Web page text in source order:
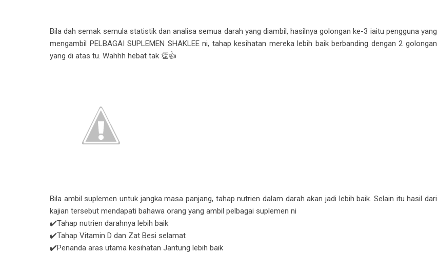
Bila dah semak semula statistik dan analisa semua darah yang diambil, hasilnya golongan ke-3 iaitu pengguna yang
mengambil PELBAGAI SUPLEMEN SHAKLEE ni, tahap kesihatan mereka lebih baik berbanding dengan 2 golongan
yang di atas tu. Wahhh hebat tak 👏👍
Bila ambil suplemen untuk jangka masa panjang, tahap nutrien dalam darah akan jadi lebih baik. Selain itu hasil dari
kajian tersebut mendapati bahawa orang yang ambil pelbagai suplemen ni
✔️Tahap nutrien darahnya lebih baik
✔️Tahap Vitamin D dan Zat Besi selamat
✔️Penanda aras utama kesihatan Jantung lebih baik